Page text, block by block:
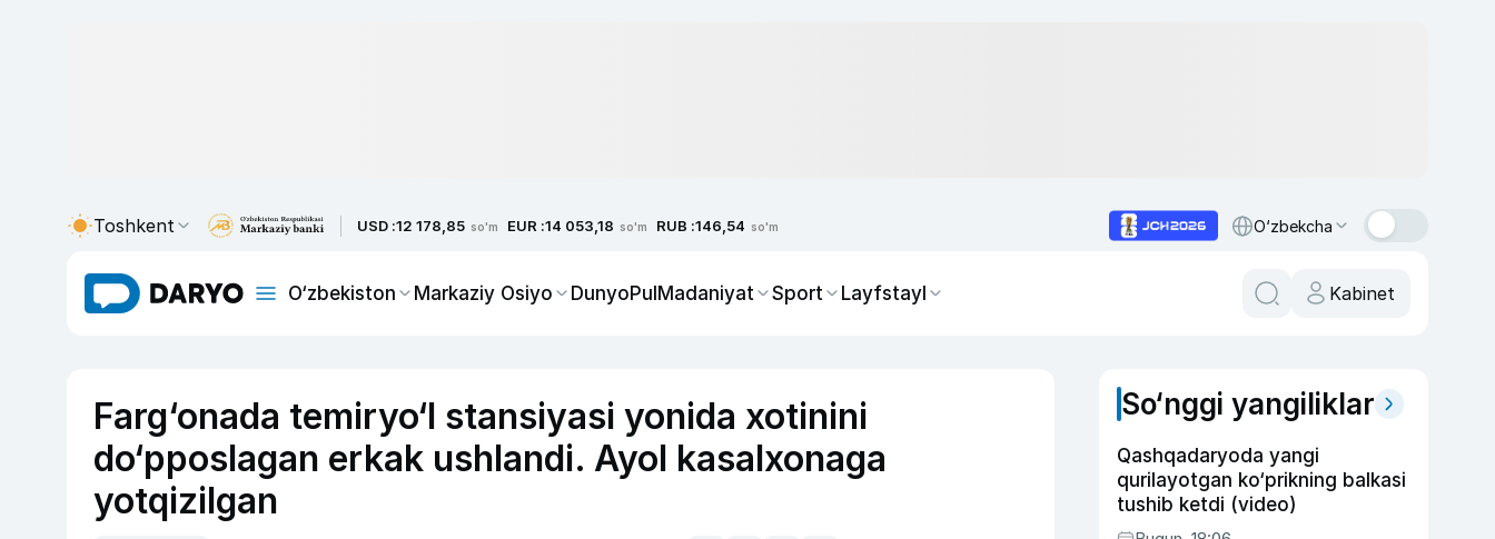
Toshkent USD :12 178,85 so'm EUR :14 053,18 so'm RUB :146,54 so'm O‘zbekcha
O‘zbekiston Markaziy Osiyo DunyoPulMadaniyat Sport Layfstayl Kabinet
Farg‘onada temiryo‘l stansiyasi yonida xotinini
do‘pposlagan erkak ushlandi. Ayol kasalxonaga
yotqizilgan
So‘nggi yangiliklar
Qashqadaryoda yangi
qurilayotgan ko‘prikning balkasi
tushib ketdi (video)